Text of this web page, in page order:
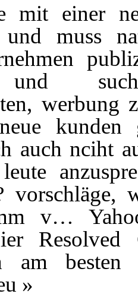
mit einer
und muss
und
werbung
kunden
auch nciht
vorschläge,
v…
Resolved
am besten
»